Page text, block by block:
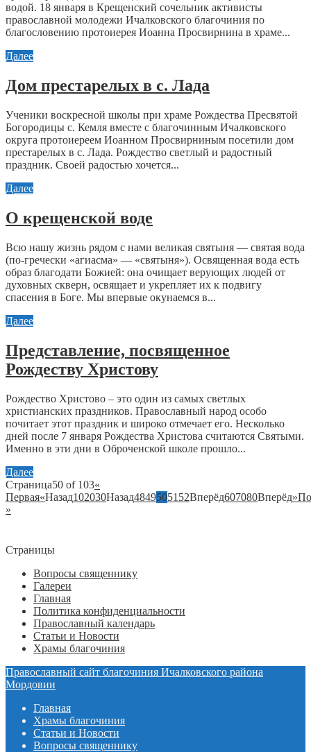
водой. 18 января в Крещенский сочельник активисты
православной молодежи Ичалковского благочиния по
благословению протоиерея Иоанна Просвирнина в храме...
Далее
Дом престарелых в с. Лада
Ученики воскресной школы при храме Рождества Пресвятой
Богородицы с. Кемля вместе с благочинным Ичалковского
округа протоиереем Иоанном Просвирниным посетили дом
престарелых в с. Лада. Рождество светлый и радостный
праздник. Своей радостью хочется...
Далее
О крещенской воде
Всю нашу жизнь рядом с нами великая святыня — святая вода
(по-гречески «агиасма» — «святыня»). Освященная вода есть
образ благодати Божией: она очищает верующих людей от
духовных скверн, освящает и укрепляет их к подвигу
спасения в Боге. Мы впервые окунаемся в...
Далее
Представление, посвященное
Рождеству Христову
Рождество Христово – это один из самых светлых
христианских праздников. Православный народ особо
почитает этот праздник и широко отмечает его. Несколько
дней после 7 января Рождества Христова считаются Святыми.
Именно в эти дни в Оброченской школе прошло...
Далее
Страница50 of 103«
Первая«Назад102030Назад48495051 52Вперёд607080Вперёд»
»
Страницы
Вопросы священнику
Галереи
Главная
Политика конфиденциальности
Православный календарь
Статьи и Новости
Храмы благочиния
Православный сайт благочиния Ичалковского района
Мордовии
Главная
Храмы благочиния
Статьи и Новости
Вопросы священнику